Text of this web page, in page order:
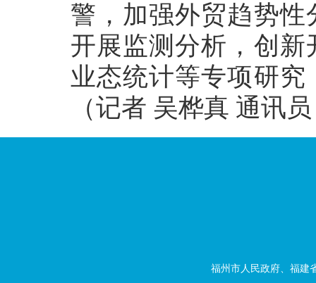
警，加强外贸趋势
开展监测分析，创
业态统计等专项研
（记者 吴桦真 通讯
福州市人民政府、福建